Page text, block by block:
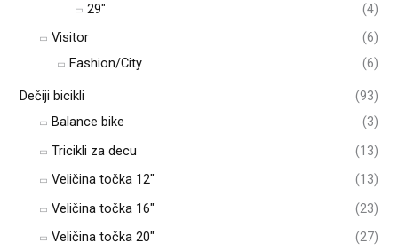
29"
(4)
Visitor
(6)
Fashion/City
(6)
Dečiji bicikli
(93)
Balance bike
(3)
Tricikli za decu
(13)
Veličina točka 12"
(13)
Veličina točka 16"
(23)
Veličina točka 20"
(27)